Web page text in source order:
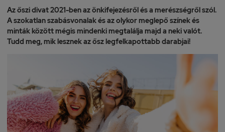
Az őszi divat 2021-ben az önkifejezésről és a merészségről szól.
A szokatlan szabásvonalak és az olykor meglepő színek és
minták között mégis mindenki megtalálja majd a neki valót.
Tudd meg, mik lesznek az ősz legfelkapottabb darabjai!